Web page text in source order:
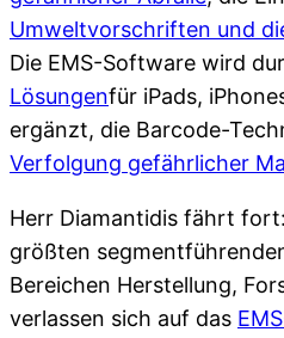
Umweltvorschriften und
Die EMS-Software wird
Lösungenfür iPads,
ergänzt, die Barcode-
Verfolgung gefährlicher
Herr Diamantidis fährt
größten
Bereichen Herstellung,
verlassen sich auf das